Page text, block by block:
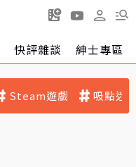
快評雜談 紳士專區
Steam遊戲 吸點迷